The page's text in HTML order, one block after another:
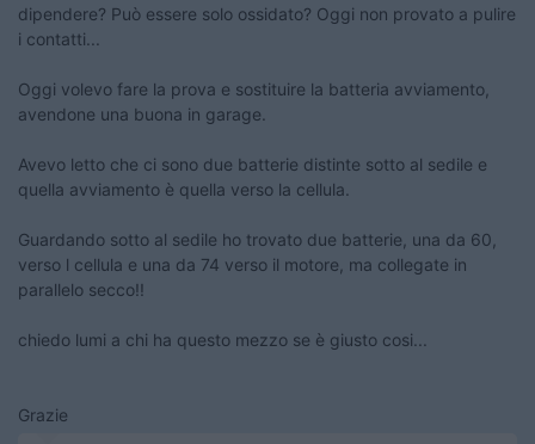
dipendere? Può essere solo ossidato? Oggi non provato a pulire
i contatti...
Oggi volevo fare la prova e sostituire la batteria avviamento,
avendone una buona in garage.
Avevo letto che ci sono due batterie distinte sotto al sedile e
quella avviamento è quella verso la cellula.
Guardando sotto al sedile ho trovato due batterie, una da 60,
verso l cellula e una da 74 verso il motore, ma collegate in
parallelo secco!!
chiedo lumi a chi ha questo mezzo se è giusto cosi...
Grazie